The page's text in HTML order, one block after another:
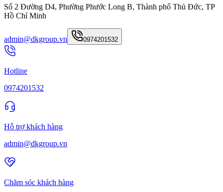
Số 2 Đường D4, Phường Phước Long B, Thành phố Thủ Đức, TP
Hồ Chí Minh
admin@dkgroup.vn 0974201532
Hotline
0974201532
Hỗ trợ khách hàng
admin@dkgroup.vn
Chăm sóc khách hàng